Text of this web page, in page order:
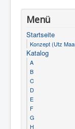
Menü
Startseite
Konzept (Utz
Katalog
A
B
C
D
E
F
G
H